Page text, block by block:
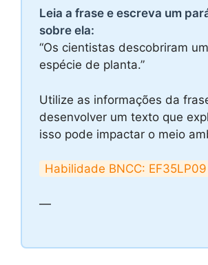
Leia a frase e escreva um
sobre ela:
“Os cientistas descobriram
espécie de planta.”
Utilize as informações da
desenvolver um texto que
isso pode impactar o meio
Habilidade BNCC: EF35LP09
—